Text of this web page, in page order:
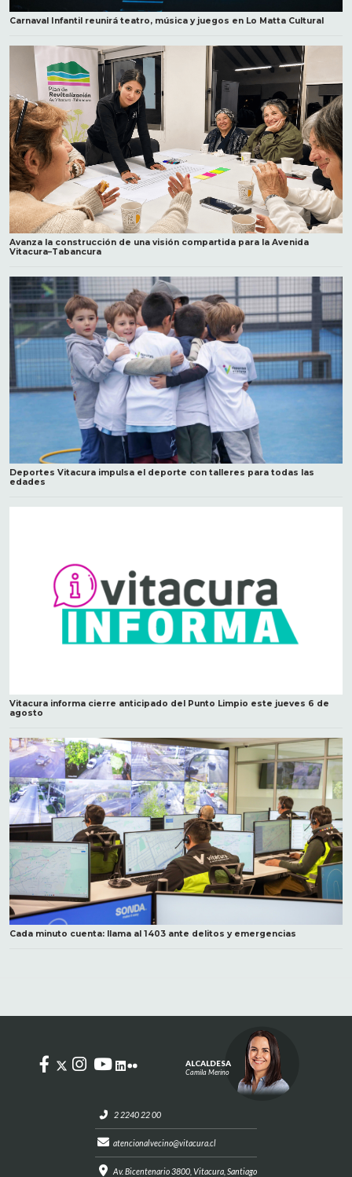
Carnaval Infantil reunirá teatro, música y juegos en Lo Matta Cultural
Avanza la construcción de una visión compartida para la Avenida
Vitacura–Tabancura
Deportes Vitacura impulsa el deporte con talleres para todas las
edades
Vitacura informa cierre anticipado del Punto Limpio este jueves 6 de
agosto
Cada minuto cuenta: llama al 1403 ante delitos y emergencias
2 2240 22 00
atencionalvecino@vitacura.cl
Av. Bicentenario 3800, Vitacura, Santiago
ALCALDESA
Camila Merino